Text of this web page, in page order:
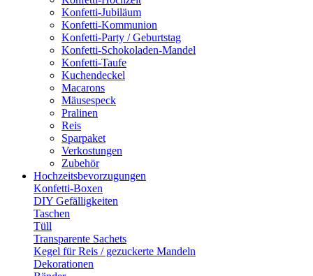
Konfetti-Jubiläum
Konfetti-Kommunion
Konfetti-Party / Geburtstag
Konfetti-Schokoladen-Mandel
Konfetti-Taufe
Kuchendeckel
Macarons
Mäusespeck
Pralinen
Reis
Sparpaket
Verkostungen
Zubehör
Hochzeitsbevorzugungen
Konfetti-Boxen
DIY Gefälligkeiten
Taschen
Tüll
Transparente Sachets
Kegel für Reis / gezuckerte Mandeln
Dekorationen